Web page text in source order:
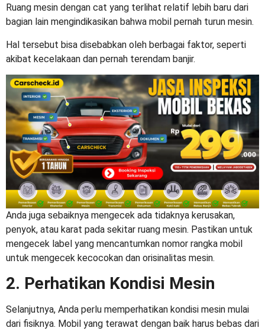
Ruang mesin dengan cat yang terlihat relatif lebih baru dari
bagian lain mengindikasikan bahwa mobil pernah turun mesin.
Hal tersebut bisa disebabkan oleh berbagai faktor, seperti
akibat kecelakaan dan pernah terendam banjir.
Anda juga sebaiknya mengecek ada tidaknya kerusakan,
penyok, atau karat pada sekitar ruang mesin. Pastikan untuk
mengecek label yang mencantumkan nomor rangka mobil
untuk mengecek kecocokan dan orisinalitas mesin.
2. Perhatikan Kondisi Mesin
Selanjutnya, Anda perlu memperhatikan kondisi mesin mulai
dari fisiknya. Mobil yang terawat dengan baik harus bebas dari